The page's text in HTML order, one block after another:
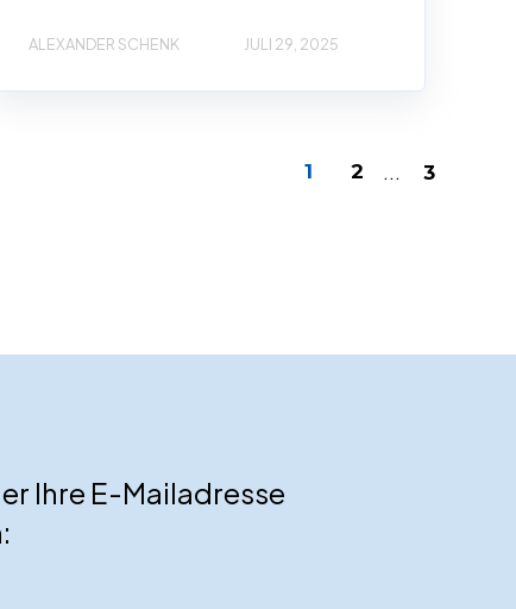
ALEXANDER SCHENK JULI 29, 2025
1 2 ... 3
Ihre E-Mailadresse